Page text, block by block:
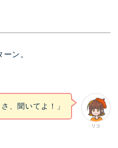
ン。
リコ
さ、聞いてよ！」